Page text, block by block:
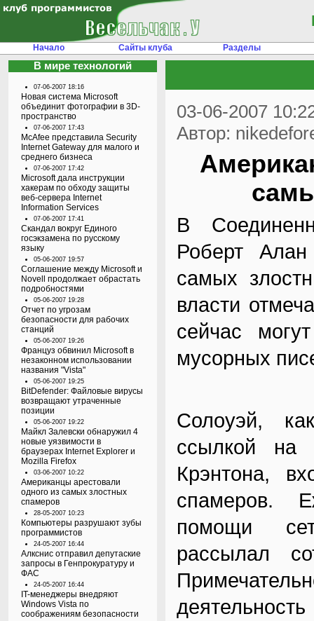
Начало Сайты клуба Разделы
В мире технологий
07-06-2007 18:16
Новая система Microsoft
объединит фотографии в 3D-
пространство
07-06-2007 17:43
McAfee представила Security
Internet Gateway для малого и
среднего бизнеса
07-06-2007 17:42
Microsoft дала инструкции
хакерам по обходу защиты
веб-сервера Internet
Information Services
07-06-2007 17:41
Скандал вокруг Единого
госэкзамена по русскому
языку
05-06-2007 19:57
Соглашение между Microsoft и
Novell продолжает обрастать
подробностями
05-06-2007 19:28
Отчет по угрозам
безопасности для рабочих
станций
05-06-2007 19:26
Француз обвинил Microsoft в
незаконном использовании
названия "Vista"
05-06-2007 19:25
BitDefender: Файловые вирусы
возвращают утраченные
позиции
05-06-2007 19:22
Майкл Залевски обнаружил 4
новые уязвимости в
браузерах Internet Explorer и
Mozilla Firefox
03-06-2007 10:22
Американцы арестовали
одного из самых злостных
спамеров
28-05-2007 10:23
Компьютеры разрушают зубы
программистов
24-05-2007 16:44
Алкснис отправил депутаские
запросы в Генпрокуратуру и
ФАС
24-05-2007 16:44
IT-менеджеры внедряют
Windows Vista по
соображениям безопасности
03-06-2007
Автор:
В
Роберт
самых
власти
сейчас
мусорных
Солоуэй,
ссылкой на
Крэнтона,
спамеров.
помощи
рассылал